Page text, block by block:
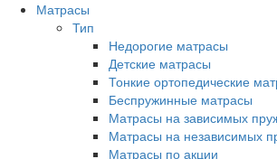
Матрасы
Тип
Недорогие матрасы
Детские матрасы
Тонкие ортопедические
Беспружинные матрасы
Матрасы на зависимых
Матрасы на независимых
Матрасы по акции